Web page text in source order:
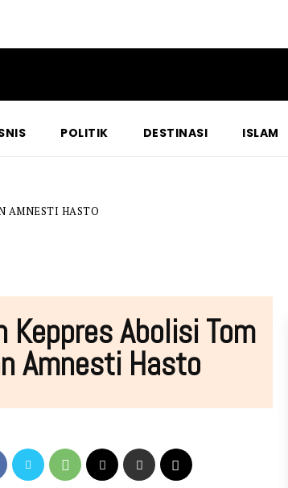
POLITIK DESTINASI ISLAM
AMNESTI HASTO
Keppres Abolisi Tom
Amnesti Hasto